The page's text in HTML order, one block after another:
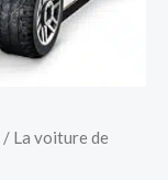
/ La voiture de